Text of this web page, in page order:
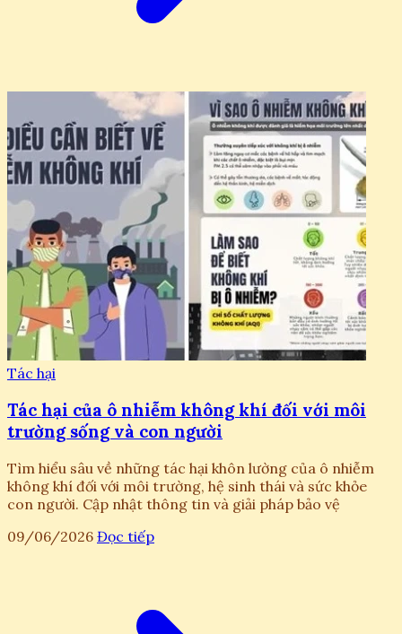
Tác hại
Tác hại của ô nhiễm không khí đối với môi
trường sống và con người
Tìm hiểu sâu về những tác hại khôn lường của ô nhiễm
không khí đối với môi trường, hệ sinh thái và sức khỏe
con người. Cập nhật thông tin và giải pháp bảo vệ
09/06/2026 Đọc tiếp